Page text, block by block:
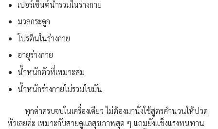
เปอร์เซ็นต์น้ำรวมในร่างกาย
มวลกระดูก
โปรตีนในร่างกาย
อายุร่างกาย
น้ำหนักตัวที่เหมาะสม
น้ำหนักร่างกายไม่รวมไขมัน
ทุกค่าครบจบในเครื่องเดียว ไม่ต้องมานั่งใช้สูตรคำนวนให้ปวด
หัวเลยค่ะ เหมาะกับสายดูแลสุขภาพสุด ๆ แถมยังแข็งแรงทนทาน